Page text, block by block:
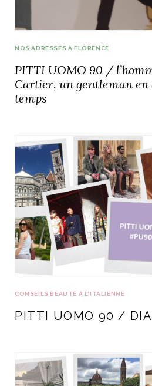
NOS ADRESSES À FLORENCE
PITTI UOMO 90 /
Cartier, un gentleman en
temps
CONSEILS BEAUTÉ À L'ITALIENNE
PITTI UOMO 90 /